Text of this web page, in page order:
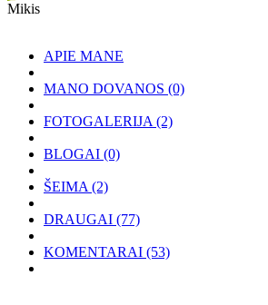
Mikis
APIE MANE
MANO DOVANOS (0)
FOTOGALERIJA (2)
BLOGAI (0)
ŠEIMA (2)
DRAUGAI (77)
KOMENTARAI (53)